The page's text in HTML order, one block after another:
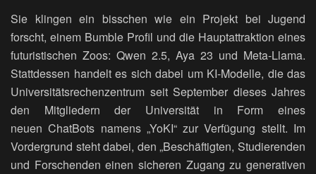
Sie klingen ein bisschen wie ein Projekt bei Jugend
forscht, einem Bumble Profil und die Hauptattraktion eines
futuristischen Zoos: Qwen 2.5, Aya 23 und Meta-Llama.
Stattdessen handelt es sich dabei um KI-Modelle, die das
Universitätsrechenzentrum seit September dieses Jahres
den Mitgliedern der Universität in Form eines
neuen ChatBots namens „YoKI“ zur Verfügung stellt. Im
Vordergrund steht dabei, den „Beschäftigten, Studierenden
und Forschenden einen sicheren Zugang zu generativen